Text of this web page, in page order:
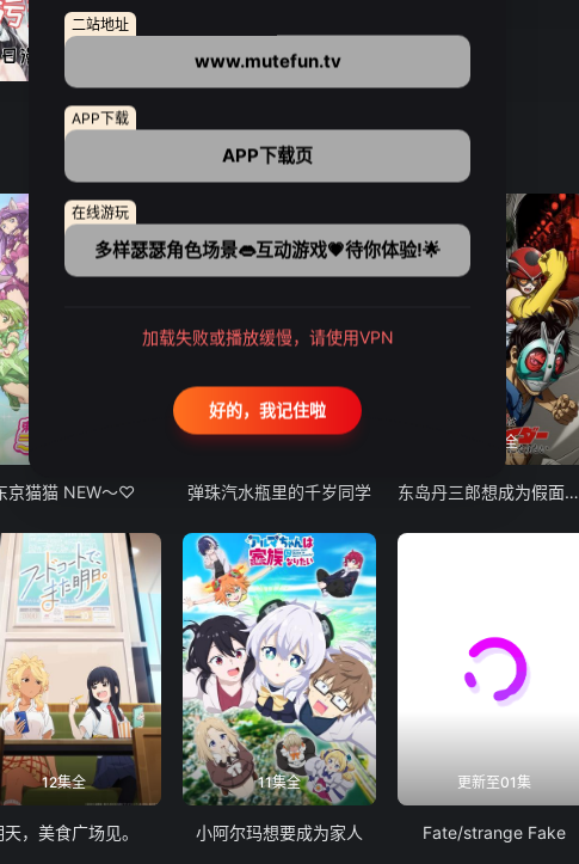
京猫猫 NEW～♡
13集全
弹珠汽水瓶里的千岁同学
24集全
东岛丹三郎想成为假面骑士
12集全
天，美食广场见。
11集全
小阿尔玛想要成为家人
更新至01集
Fate/strange Fake
二站地址
www.mutefun.tv
APP下载
APP下载页
在线游玩
多样瑟瑟角色场景👄互动游戏💗待你体验!🌟
加载失败或播放缓慢，请使用VPN
好的，我记住啦